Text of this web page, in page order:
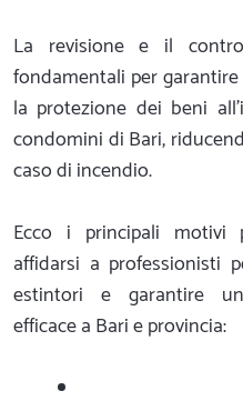
La revisione e il
fondamentali per
la protezione dei beni
condomini di Bari,
caso di incendio.
Ecco i principali motivi
affidarsi a professionisti
estintori e garantire
efficace a Bari e provincia: